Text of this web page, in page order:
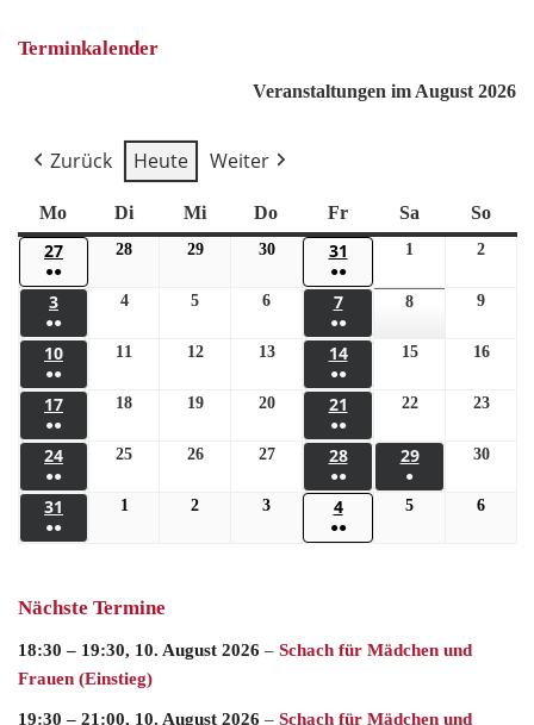
Terminkalender
Veranstaltungen im August 2026
Zurück Heute Weiter
Mo Di Mi Do Fr Sa So
27
●●
28 29 30 31
●●
1 2
3
●●
4 5 6 7
●●
8 9
10
●●
11 12 13 14
●●
15 16
17
●●
18 19 20 21
●●
22 23
24
●●
25 26 27 28
●●
29
●
30
31
●●
1 2 3 4
●●
5 6
Nächste Termine
18:30 – 19:30, 10. August 2026 – Schach für Mädchen und
Frauen (Einstieg)
19:30 – 21:00, 10. August 2026 – Schach für Mädchen und